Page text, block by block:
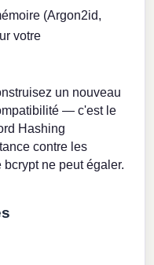
(Argon2id,
votre
un nouveau
— c'est le
Hashing
contre les
ne peut égaler.